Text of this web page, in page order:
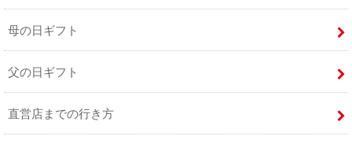
母の日ギフト
父の日ギフト
直営店までの行き方